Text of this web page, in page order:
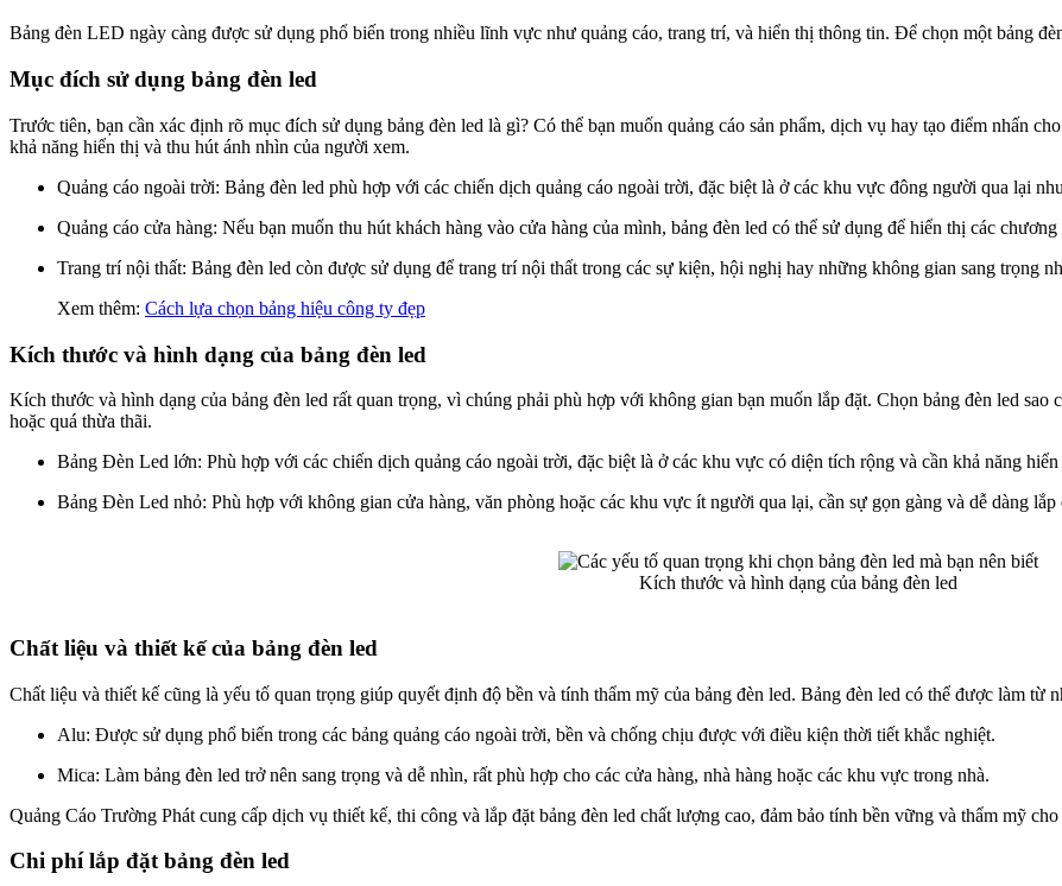
Bảng đèn LED ngày càng được sử dụng phổ biến trong nhiều lĩnh vực như quảng cáo, trang trí, và hiển thị thông tin. Để chọn một bảng
Mục đích sử dụng bảng đèn led
Trước tiên, bạn cần xác định rõ mục đích sử dụng bảng đèn led là gì? Có thể bạn muốn quảng cáo sản phẩm, dịch vụ hay tạo điểm nhấn
khả năng hiển thị và thu hút ánh nhìn của người xem.
Quảng cáo ngoài trời: Bảng đèn led phù hợp với các chiến dịch quảng cáo ngoài trời, đặc biệt là ở các khu vực đông người qua lại
Quảng cáo cửa hàng: Nếu bạn muốn thu hút khách hàng vào cửa hàng của mình, bảng đèn led có thể sử dụng để hiển thị các
Trang trí nội thất: Bảng đèn led còn được sử dụng để trang trí nội thất trong các sự kiện, hội nghị hay những không gian sang trọng
Xem thêm: Cách lựa chọn bảng hiệu công ty đẹp
Kích thước và hình dạng của bảng đèn led
Kích thước và hình dạng của bảng đèn led rất quan trọng, vì chúng phải phù hợp với không gian bạn muốn lắp đặt. Chọn bảng đèn led
hoặc quá thừa thãi.
Bảng Đèn Led lớn: Phù hợp với các chiến dịch quảng cáo ngoài trời, đặc biệt là ở các khu vực có diện tích rộng và cần khả năng
Bảng Đèn Led nhỏ: Phù hợp với không gian cửa hàng, văn phòng hoặc các khu vực ít người qua lại, cần sự gọn gàng và dễ dàng lắp
Kích thước và hình dạng của bảng đèn led
Chất liệu và thiết kế của bảng đèn led
Chất liệu và thiết kế cũng là yếu tố quan trọng giúp quyết định độ bền và tính thẩm mỹ của bảng đèn led. Bảng đèn led có thể được làm từ
Alu: Được sử dụng phổ biến trong các bảng quảng cáo ngoài trời, bền và chống chịu được với điều kiện thời tiết khắc nghiệt.
Mica: Làm bảng đèn led trở nên sang trọng và dễ nhìn, rất phù hợp cho các cửa hàng, nhà hàng hoặc các khu vực trong nhà.
Quảng Cáo Trường Phát cung cấp dịch vụ thiết kế, thi công và lắp đặt bảng đèn led chất lượng cao, đảm bảo tính bền vững và thẩm mỹ
Chi phí lắp đặt bảng đèn led